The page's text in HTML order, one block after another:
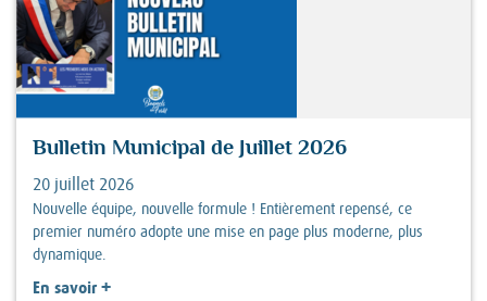
Bulletin Municipal de Juillet 2026
20 juillet 2026
Nouvelle équipe, nouvelle formule ! Entièrement repensé, ce
premier numéro adopte une mise en page plus moderne, plus
dynamique.
En savoir +